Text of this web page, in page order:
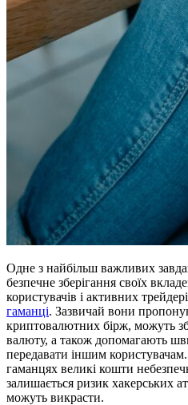
Одне з найбільш важливих
безпечне зберігання своїх
користувачів і активних
гаманці. Зазвичай вони
криптовалютних бірж, можуть
валюту, а також допомагають
передавати іншим
гаманцях великі кошти
залишається ризик хакерських
можуть викрасти.